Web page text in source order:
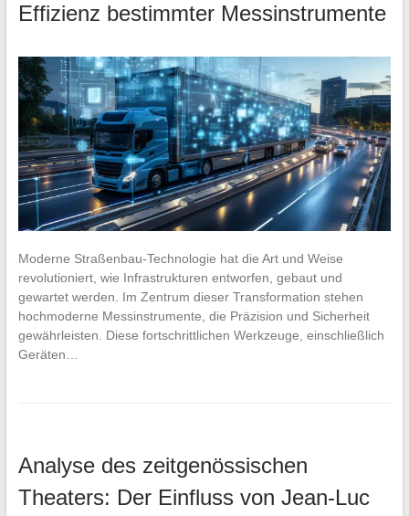
Effizienz bestimmter Messinstrumente
Moderne Straßenbau-Technologie hat die Art und Weise
revolutioniert, wie Infrastrukturen entworfen, gebaut und
gewartet werden. Im Zentrum dieser Transformation stehen
hochmoderne Messinstrumente, die Präzision und Sicherheit
gewährleisten. Diese fortschrittlichen Werkzeuge, einschließlich
Geräten…
Analyse des zeitgenössischen
Theaters: Der Einfluss von Jean-Luc